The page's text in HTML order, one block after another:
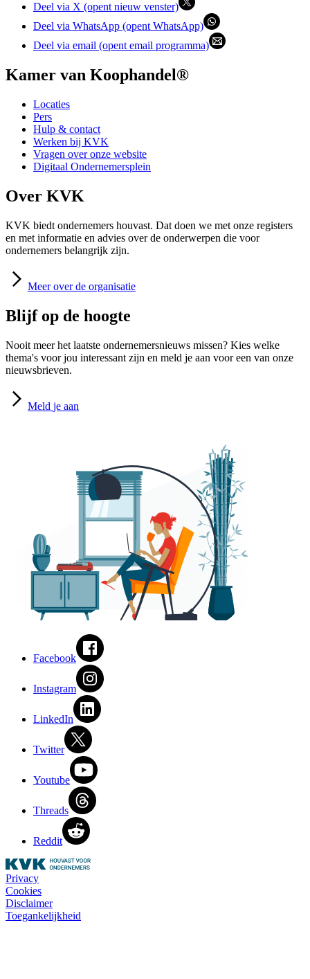
Deel via X (opent nieuw venster)
Deel via WhatsApp (opent WhatsApp)
Deel via email (opent email programma)
Kamer van Koophandel®
Locaties
Pers
Hulp & contact
Werken bij KVK
Vragen over onze website
Digitaal Ondernemersplein
Over KVK
KVK biedt ondernemers houvast. Dat doen we met onze registers
en met informatie en advies over de onderwerpen die voor
ondernemers belangrijk zijn.
Meer over de organisatie
Blijf op de hoogte
Nooit meer het laatste ondernemersnieuws missen? Kies welke
thema's voor jou interessant zijn en meld je aan voor een van onze
nieuwsbrieven.
Meld je aan
Facebook
Instagram
LinkedIn
Twitter
Youtube
Threads
Reddit
Privacy
Cookies
Disclaimer
Toegankelijkheid